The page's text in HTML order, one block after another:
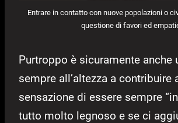
Entrare in contatto con nuove popolazioni o
questione di favori ed
Purtroppo è sicuramente anche
sempre all’altezza a contribuire
sensazione di essere sempre
tutto molto legnoso e se ci